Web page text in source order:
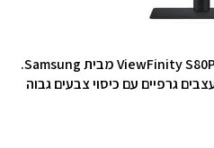
גרפיים עם כיסוי צבעים גבוה